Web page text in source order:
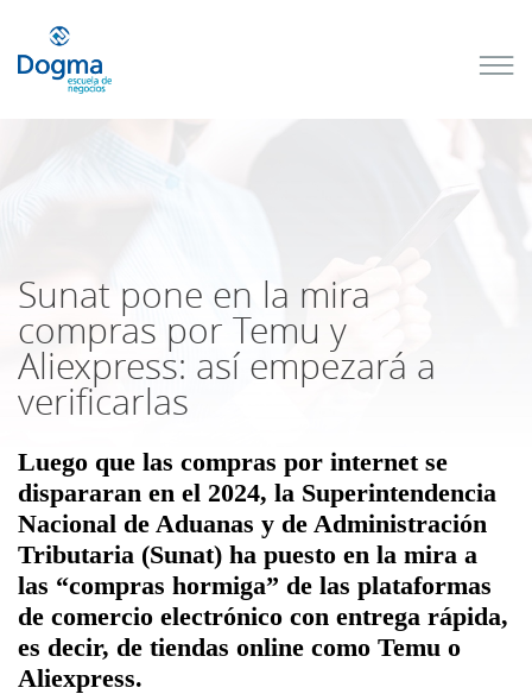
Sunat pone en la mira
compras por Temu y
Aliexpress: así empezará a
verificarlas
Luego que las compras por internetse
dispararan en el 2024, la Superintendencia
Nacional de Aduanas y de Administración
Tributaria (Sunat) ha puesto en la mira a
las “compras hormiga” de las plataformas
de comercio electrónico con entrega rápida,
es decir, de tiendas online como Temu o
Aliexpress.
próximos